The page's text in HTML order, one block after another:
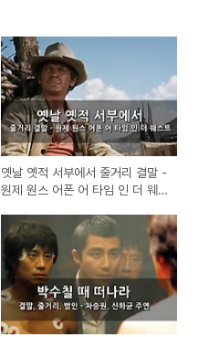
옛날 옛적 서부에서 줄거리 결말 -
원제 원스 어폰 어 타임 인 더 웨